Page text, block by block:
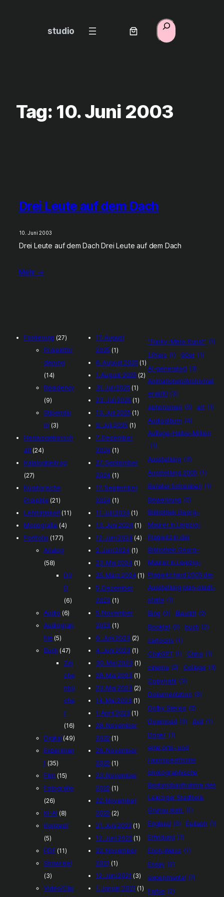
studio
Suchen
Tag: 10. Juni 2003
Drei Leute auf dem Dach
10. Juni 2003
Drei Leute auf dem Dach Drei Leute auf dem Dach
Mehr →
Förderung (27)
Projektför
derung
(14)
Residency
(9)
Stipendiu
m (3)
Herausgebersch
aft(24)
Katalogbeitrag
(27)
Kuratorische
Projekte (21)
Lehrtätigkeit(11)
Monografie (4)
Portfolio (177)
Analog
(58)
DV
D
(6)
Audio (6)
Audiograp
hie (5)
Buch (47)
Zei
che
nbü
che
r
(16)
Digital (49)
Experimen
t(35)
Film (15)
Fotografie
(26)
KI-AI (8)
Konzept
(5)
PDF(11)
Showreel
(3)
Video/Clip
17. August
2025 (1)
6. August 2025 (1)
1. August 2025 (2)
31. Juli 2025 (1)
23. Juli 2025 (1)
13. Juli 2025 (1)
9. Juli 2025 (1)
7. Dezember
2024 (1)
27. September
2024 (1)
17. September
2024 (1)
11. Juli 2024(1)
13. Juni 2024(1)
12. Juni 2024(4)
2. Juni 2024(1)
23. Mai 2024(1)
25. März 2024(1)
5. Dezember
2023 (1)
5. November
2023 (1)
6. Juni 2023 (2)
4. Juni 2023 (1)
30. Mai 2023 (1)
28. Mai 2023 (1)
23. Mai 2023 (2)
14. Mai 2023 (1)
1. April 2023 (1)
28. November
2022 (1)
26. November
2022 (1)
23. November
2022 (1)
22. November
2022 (2)
21. Juni 2022(1)
12. Juni 2022(1)
22. November
2021 (1)
12. Juni 2021 (3)
1. Januar 2021 (1)
"Funky-Meta-Kunst" (1)
1.Preis (1) 90er (1)
AI-generated (3)
Animationen/Archivmat
erial/KI (3)
aphorismen (2) art (1)
Audioalbum (4)
Auflage-Halbe-Million
(1)
Ausstellung (3)
Ausstellung 2005 (1)
Banater Schwaben (1)
Bewerbung (2)
Bibliothek Georg–
Maurer in Leipzig–
Plagwitz In der
Bibliothek Georg–
Maurer in Leipzig–
Plagwitz fand 2005 die
Ausstellung plan–stadt–
platte (1)
Bing (2) Bleistift (2)
Booklet (2) buch (2)
cartoons (1)
ChatGPT (1) China (1)
cinema (2) Collage (3)
Copyright (3)
Dokumentation (3)
Dolby Stereo (2)
Download (3) dvd (1)
Döner (1)
eine orts– und
raumspezifische
photographische
Bestandsaufnahme des
Leipziger Stadtteils
Grünau statt. (1)
England (3) Epitaph (1)
Erfindung (1)
Erich-Weisz (1)
Essay (2)
experimental (7)
Farbe (2)